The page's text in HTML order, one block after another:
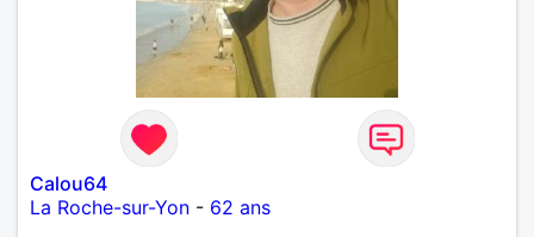
Calou64
La Roche-sur-Yon - 62 ans